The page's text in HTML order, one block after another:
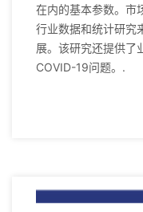
在内的基本参数。市
行业数据和统计研究
展。该研究还提供了
COVID-19问题。.